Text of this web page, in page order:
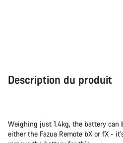
Description du produit
Weighing just 1.4kg, the battery
either the Fazua Remote bX or fX -